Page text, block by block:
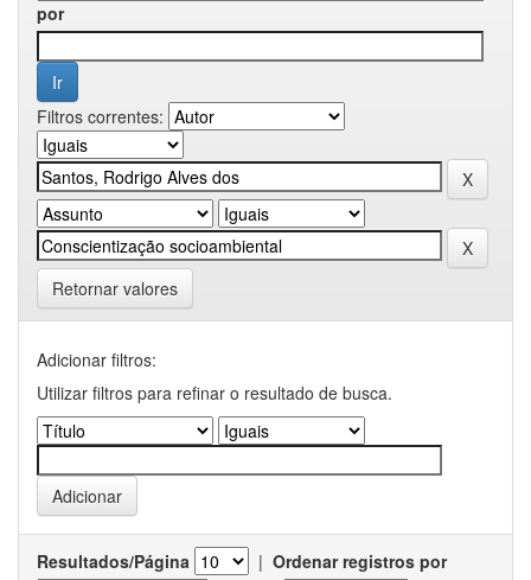
por
Filtros correntes:
Retornar valores
Adicionar filtros:
Utilizar filtros para refinar o resultado de busca.
Resultados/Página | Ordenar registros por